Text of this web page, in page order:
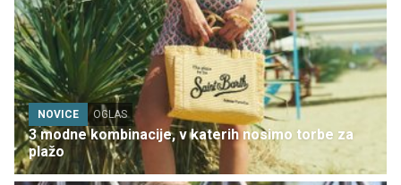
NOVICE OGLAS
3 modne kombinacije, v katerih nosimo torbe za
plažo